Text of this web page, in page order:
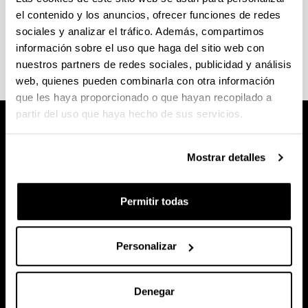
el contenido y los anuncios, ofrecer funciones de redes
sociales y analizar el tráfico. Además, compartimos
información sobre el uso que haga del sitio web con
nuestros partners de redes sociales, publicidad y análisis
web, quienes pueden combinarla con otra información
que les haya proporcionado o que hayan recopilado a
partir del uso que haya hecho de sus servicios.
Mostrar detalles
Permitir todas
Personalizar
Denegar
Consulta el calendario académico y las
fechas de
exámenes
en la web de la Escuela Universitaria de
Ingeniería de Vitoria-Gasteiz.